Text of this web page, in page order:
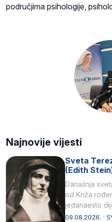
područjima psihologije,
Najnovije vijesti
Sveta
(Edith
Današnja
od Križa
jedanaesto
listopada
09.08.2026. ·